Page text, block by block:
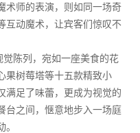
术师的表演，则如同一场奇
互动魔术，让宾客们惊叹不
觉陈列，宛如一座美食的花
果树莓塔等十五款精致小
满足了味蕾，更成为视觉的
台之间，惬意地步入一场庭